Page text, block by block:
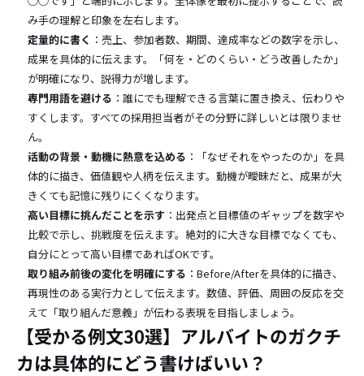
み手の理解と印象を左右します。
定量的に書く ：売上、参加者数、期間、達成率などの数字を示し、
成果を具体的に伝えます。「何を・どのくらい・どう改善したか」
が明確になり、説得力が増します。
専門用語を避ける ：誰にでも理解できる言葉に置き換え、伝わりや
すくします。すべての採用担当者がその分野に詳しいとは限りませ
ん。
活動の背景・動機に熱意を込める ：「なぜそれをやったのか」を具
体的に描き、価値観や人柄を伝えます。動機が曖昧だと、成果が大
きくても記憶に残りにくくなります。
高い目標に挑んだことを示す ：出発点と目標値のギャップを数字や
比較で示し、挑戦度を伝えます。絶対的に大きな目標でなくても、
自分にとって高い目標であればOKです。
取り組み前後の変化を明確にする ：Before/Afterを具体的に描き、
再現性のある実行力として伝えます。数値、評価、周囲の反応を交
えて「取り組んだ意義」が伝わる表現を目指しましょう。
【受かる例文30選】アルバイトのガクチ
カは具体的にどう書けばいい？